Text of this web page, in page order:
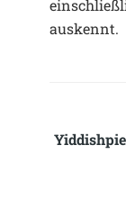
auskennt.